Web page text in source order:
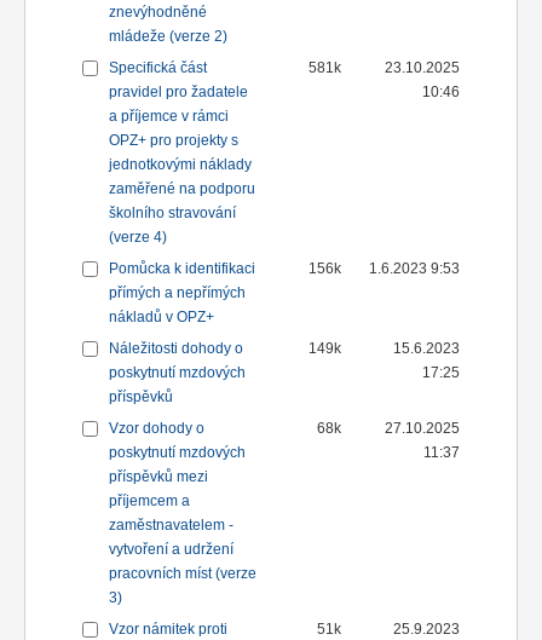
znevýhodněné
mládeže (verze 2)
Specifická část
pravidel pro žadatele
a příjemce v rámci
OPZ+ pro projekty s
jednotkovými náklady
zaměřené na podporu
školního stravování
(verze 4)
581k
23.10.2025
10:46
Pomůcka k identifikaci
přímých a nepřímých
nákladů v OPZ+
156k 1.6.2023 9:53
Náležitosti dohody o
poskytnutí mzdových
příspěvků
149k
15.6.2023
17:25
Vzor dohody o
poskytnutí mzdových
příspěvků mezi
příjemcem a
zaměstnavatelem -
vytvoření a udržení
pracovních míst (verze
3)
68k
27.10.2025
11:37
Vzor námitek proti
51k
25.9.2023